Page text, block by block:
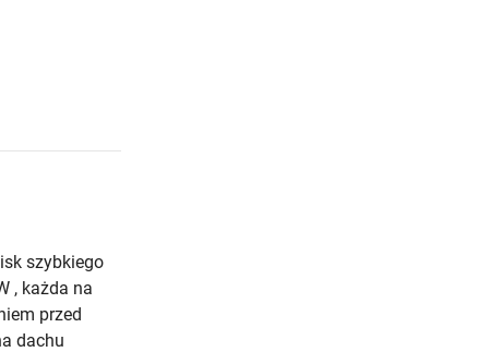
szybkiego
, każda na
przed
dachu